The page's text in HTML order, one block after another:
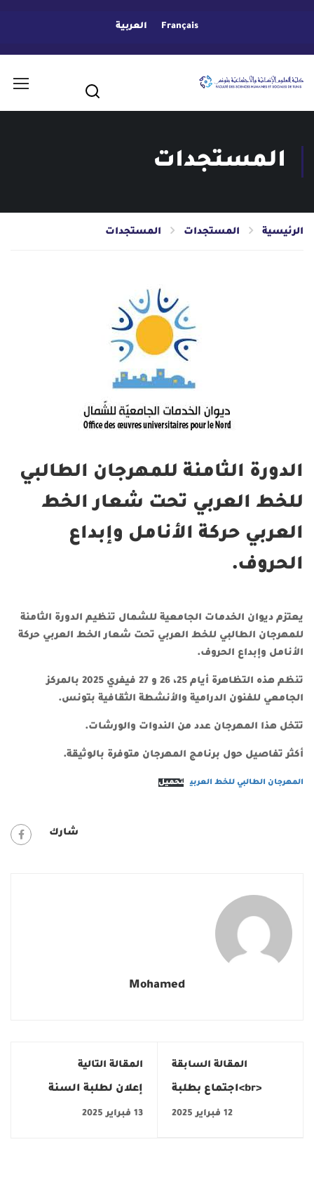
Français العربية
المستجدات
الرئيسية المستجدات المستجدات
الدورة الثامنة للمهرجان الطالبي
للخط العربي تحت شعار الخط
العربي حركة الأنامل وإبداع
الحروف.
يعتزم ديوان الخدمات الجامعية للشمال تنظيم الدورة الثامنة
للمهرجان الطالبي للخط العربي تحت شعار الخط العربي حركة
الأنامل وإبداع الحروف.
تنظم هذه التظاهرة أيام 25، 26 و 27 فيفري 2025
بالمركز
الجامعي للفنون الدرامية والأنشطة الثقافية بتونس.
تتخل هذا المهرجان عدد من الندوات والورشات.
أكثر تفاصيل حول برنامج المهرجان متوفرة بالوثيقة.
المهرجان الطالبي للخط العربي تحميل
شارك
Mohamed
المقالة السابقة
<br>اجتماع بطلبة
السّنة الثّالثة من اجازة
12 فبراير 2025
المقالة التالية
إعلان لطلبة السنة
الثانية ماجستير لغة
13 فبراير 2025